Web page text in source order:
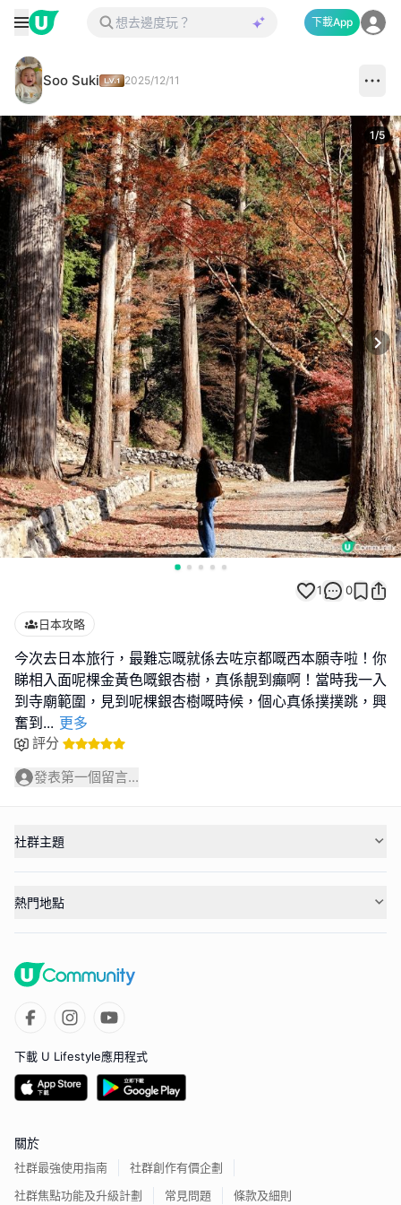
下載App
Soo Suki 2025/12/11
1/5
1 0
日本攻略
今次去日本旅行，最難忘嘅就係去咗京都嘅西本願寺啦！你
睇相入面呢棵金黃色嘅銀杏樹，真係靚到癲啊！當時我一入
到寺廟範圍，見到呢棵銀杏樹嘅時候，個心真係撲撲跳，興
奮到 ... 更多
評分
發表第一個留言...
社群主題
熱門地點
下載 U Lifestyle應用程式
關於
社群最強使用指南
社群創作有價企劃
社群焦點功能及升級計劃
常見問題 條款及細則